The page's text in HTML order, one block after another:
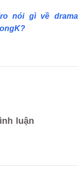
nói gì về drama
luận